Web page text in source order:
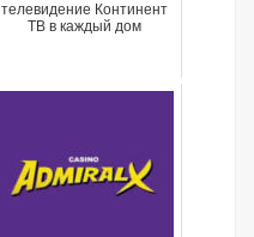
телевидение Континент
ТВ в каждый дом